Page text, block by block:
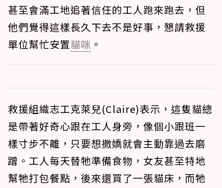
甚至會滿工地追著信任的工人跑來跑去，但
他們覺得這樣長久下去不是好事，懇請救援
單位幫忙安置貓咪 。
救援組織志工克萊兒(Claire)表示，這隻貓總
是帶著好奇心跟在工人身旁，像個小跟班一
樣寸步不離，只要想撒嬌就會主動靠過去磨
蹭。工人每天替牠準備食物，女友甚至特地
幫牠打包餐點，後來還買了一張貓床，而牠